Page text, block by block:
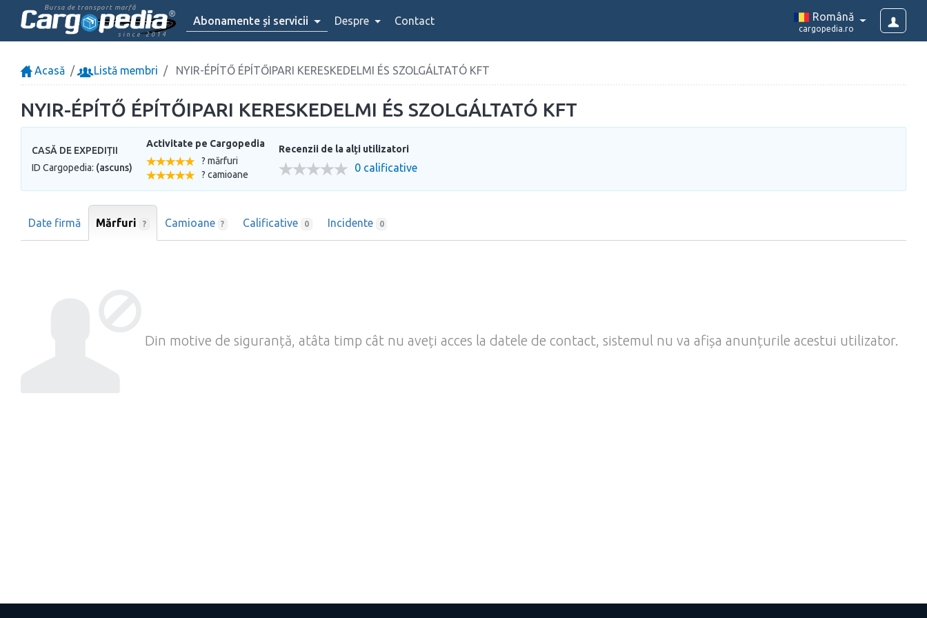
Bursa de transport marfă
since 2014
Abonamente și servicii Despre Contact Română
cargopedia.ro
Acasă Listă membri NYIR-ÉPÍTŐ ÉPÍTŐIPARI KERESKEDELMI ÉS SZOLGÁLTATÓ KFT
NYIR-ÉPÍTŐ ÉPÍTŐIPARI KERESKEDELMI ÉS SZOLGÁLTATÓ KFT
CASĂ DE EXPEDIȚII
ID Cargopedia: (ascuns)
Activitate pe Cargopedia
? mărfuri
? camioane
Recenzii de la alți utilizatori
0 calificative
Date firmă Mărfuri ? Camioane ? Calificative 0 Incidente 0
Din motive de siguranță, atâta timp cât nu aveți acces la datele de contact, sistemul nu va afișa anunțurile acestui utilizator.